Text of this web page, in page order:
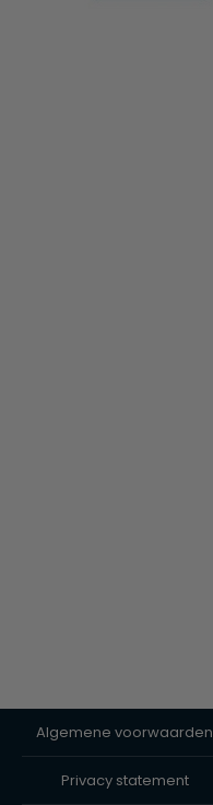
Algemene voorwaarden
Privacy statement